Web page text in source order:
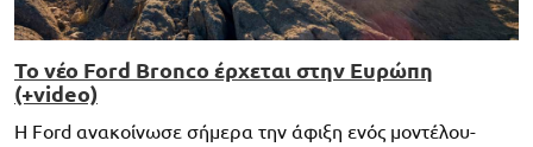
Το νέο Ford Bronco έρχεται στην Ευρώπη
(+video)
Η Ford ανακοίνωσε σήμερα την άφιξη ενός μοντέλου-